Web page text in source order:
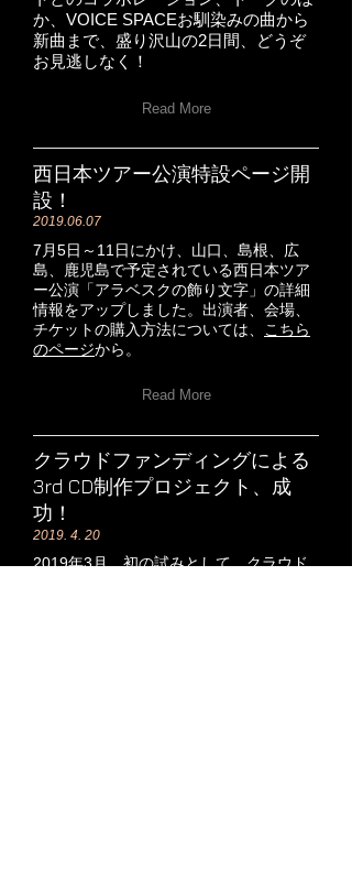
か、VOICE SPACEお馴染みの曲から
新曲まで、盛り沢山の2日間、どうぞ
お見逃しなく！
Read More
西日本ツアー公演特設ページ開
設！
2019.06.07
7月5日～11日にかけ、山口、島根、広
島、鹿児島で予定されている西日本ツア
ー公演「アラベスクの飾り文字」の詳細
情報をアップしました。出演者、会場、
チケットの購入方法については、
こちら
のページから。
Read More
クラウドファンディングによる
3rd CD制作プロジェクト、成
功！
2019. 4. 20
2019年3月、初の試みとして、クラウド